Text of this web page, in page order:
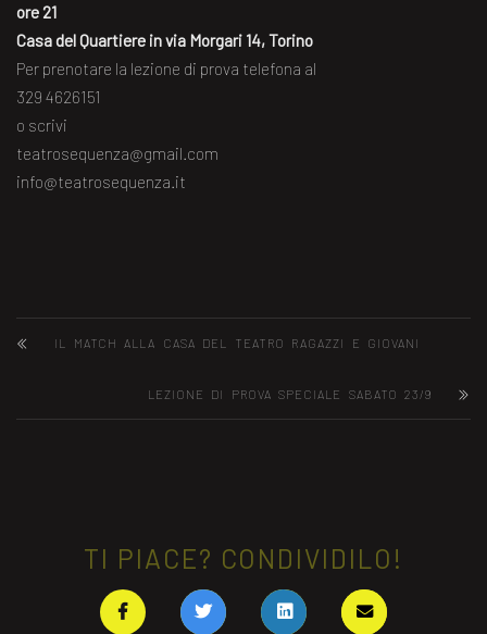
ore 21
Casa del Quartiere in via Morgari 14, Torino
Per prenotare la lezione di prova telefona al
329 4626151
o scrivi
teatrosequenza@gmail.com
info@teatrosequenza.it
IL MATCH ALLA CASA DEL TEATRO RAGAZZI E GIOVANI
LEZIONE DI PROVA SPECIALE SABATO 23/9
TI PIACE? CONDIVIDILO!